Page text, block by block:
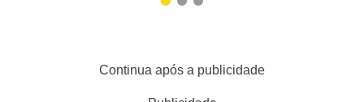
Continua após a publicidade